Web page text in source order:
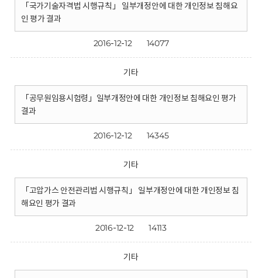
「국가기술자격법 시행규칙」 일부개정안에 대한 개인정보 침해요
인 평가 결과
2016-12-12 14077
기타
「공무원임용시험령」일부개정안에 대한 개인정보 침해요인 평가
결과
2016-12-12 14345
기타
「고압가스 안전관리법 시행규칙」 일부개정안에 대한 개인정보 침
해요인 평가 결과
2016-12-12 14113
기타